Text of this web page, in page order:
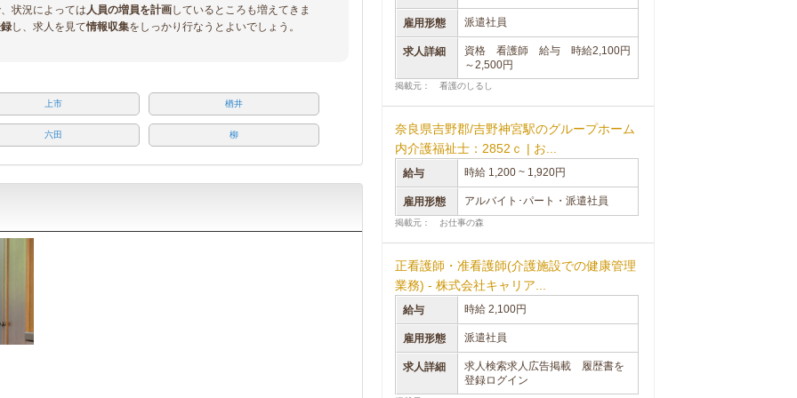
状況によっては人員の増員を計画しているところも増えてきま
し、求人を見て情報収集をしっかり行なうとよいでしょう。
上市 楢井
六田 柳
雇用形態 派遣社員
求人詳細
資格 看護師 給与 時給2,100円
～2,500円
掲載元： 看護のしるし
奈良県吉野郡/吉野神宮駅のグループホーム
内介護福祉士：2852ｃ | お...
給与 時給 1,200 ~ 1,920円
雇用形態 アルバイト･パート・派遣社員
掲載元： お仕事の森
正看護師・准看護師(介護施設での健康管理
業務) - 株式会社キャリア...
給与 時給 2,100円
雇用形態 派遣社員
求人詳細
求人検索求人広告掲載 履歴書を
登録ログイン